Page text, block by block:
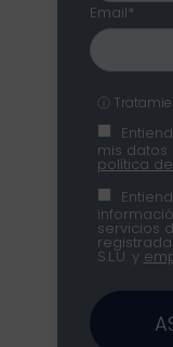
Email*
ⓘ
mis datos
política
servicios
S.L.U. y